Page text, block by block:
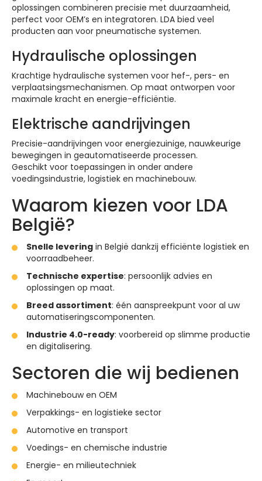
oplossingen combineren precisie met duurzaamheid,
perfect voor OEM’s en integratoren. LDA bied veel
producten aan voor pneumatische systemen.
Hydraulische oplossingen
Krachtige hydraulische systemen voor hef-, pers- en
verplaatsingsmechanismen. Op maat ontworpen voor
maximale kracht en energie-efficiëntie.
Elektrische aandrijvingen
Precisie-aandrijvingen voor energiezuinige, nauwkeurige
bewegingen in geautomatiseerde processen.
Geschikt voor toepassingen in onder andere
voedingsindustrie, logistiek en machinebouw.
Waarom kiezen voor LDA
België?
Snelle levering in België dankzij efficiënte logistiek en
voorraadbeheer.
Technische expertise: persoonlijk advies en
oplossingen op maat.
Breed assortiment: één aanspreekpunt voor al uw
automatiseringscomponenten.
Industrie 4.0-ready: voorbereid op slimme productie
en digitalisering.
Sectoren die wij bedienen
Machinebouw en OEM
Verpakkings- en logistieke sector
Automotive en transport
Voedings- en chemische industrie
Energie- en milieutechniek